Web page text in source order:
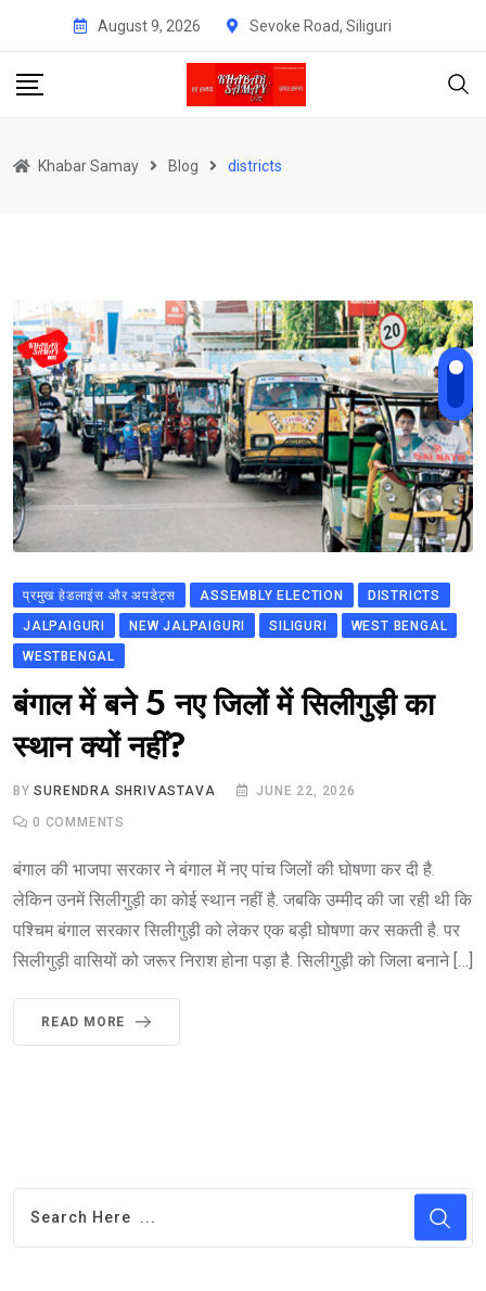
content
August 9, 2026 Sevoke Road, Siliguri
Khabar Samay Blog districts
प्रमुख हेडलाइंस और अपडेट्स ASSEMBLY ELECTION
DISTRICTS
JALPAIGURI
NEW JALPAIGURI SILIGURI
WEST BENGAL
WESTBENGAL
बंगाल में बने 5 नए जिलों में सिलीगुड़ी का
स्थान क्यों नहीं?
BYSURENDRA SHRIVASTAVA JUNE 22, 2026
0 COMMENTS
बंगाल की भाजपा सरकार ने बंगाल में नए पांच जिलों की घोषणा कर दी है.
लेकिन उनमें सिलीगुड़ी का कोई स्थान नहीं है. जबकि उम्मीद की जा रही थी कि
पश्चिम बंगाल सरकार सिलीगुड़ी को लेकर एक बड़ी घोषणा कर सकती है. पर
सिलीगुड़ी वासियों को जरूर निराश होना पड़ा है. सिलीगुड़ी को जिला बनाने […]
READ MORE